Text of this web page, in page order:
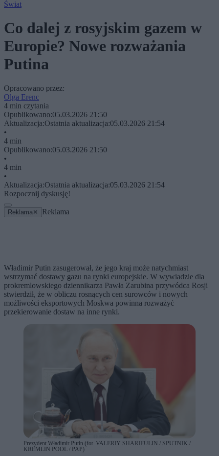
Świat
Co dalej z rosyjskim gazem w
Europie? Nowe rozważania
Putina
Opracowano przez:
Olga Erenc
4 min czytania
Opublikowano:05.03.2026 21:50
Aktualizacja:Ostatnia aktualizacja:05.03.2026 21:54
•
4 min
Opublikowano:05.03.2026 21:50
•
4 min
•
Aktualizacja:Ostatnia aktualizacja:05.03.2026 21:54
Rozpocznij dyskusję!
Reklama ✕ Reklama
Władimir Putin zasugerował, że jego kraj może natychmiast
wstrzymać dostawy gazu na rynki europejskie. W wywiadzie dla
prokremlowskiego dziennikarza Pawła Zarubina przywódca Rosji
stwierdził, że w obliczu rosnących cen surowców i nowych
możliwości eksportowych Moskwa powinna rozważyć
przekierowanie dostaw na inne rynki.
Prezydent Władimir Putin (fot. VALERIY SHARIFULIN / SPUTNIK /
KREMLIN POOL / PAP)